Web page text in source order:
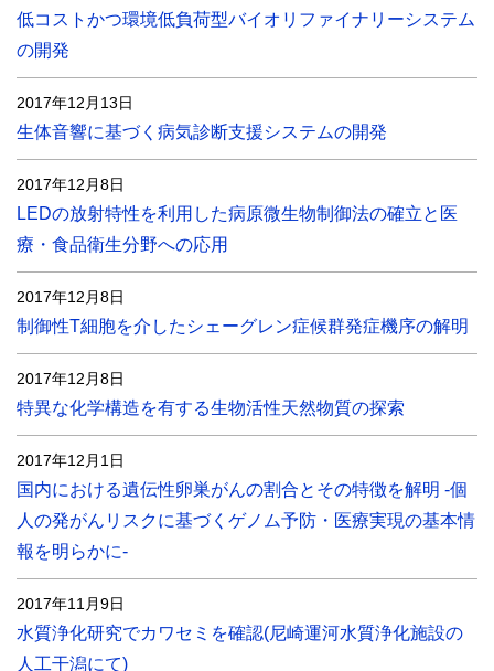
低コストかつ環境低負荷型バイオリファイナリーシステム
の開発
2017年12月13日
生体音響に基づく病気診断支援システムの開発
2017年12月8日
LEDの放射特性を利用した病原微生物制御法の確立と医
療・食品衛生分野への応用
2017年12月8日
制御性T細胞を介したシェーグレン症候群発症機序の解明
2017年12月8日
特異な化学構造を有する生物活性天然物質の探索
2017年12月1日
国内における遺伝性卵巣がんの割合とその特徴を解明 -個
人の発がんリスクに基づくゲノム予防・医療実現の基本情
報を明らかに-
2017年11月9日
水質浄化研究でカワセミを確認(尼崎運河水質浄化施設の
人工干潟にて)